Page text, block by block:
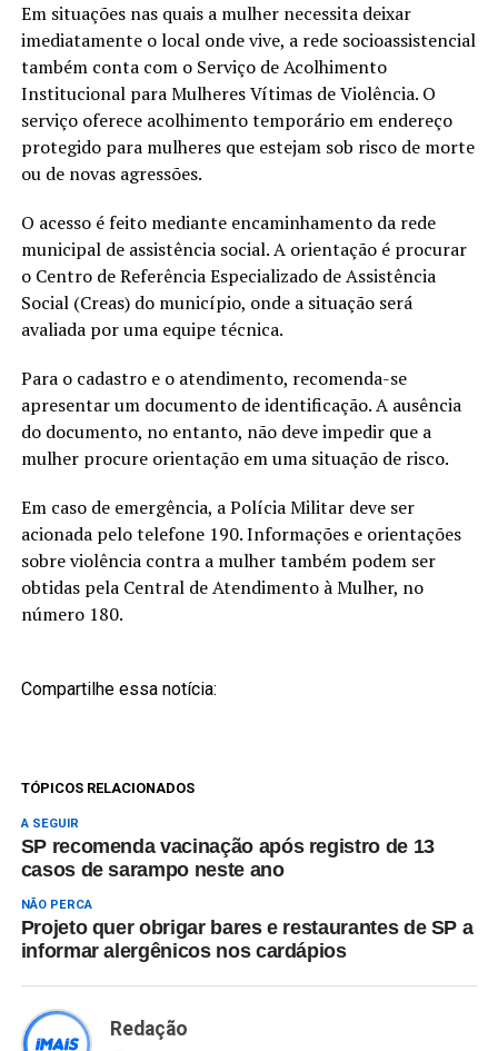
Em situações nas quais a mulher necessita deixar
imediatamente o local onde vive, a rede socioassistencial
também conta com o Serviço de Acolhimento
Institucional para Mulheres Vítimas de Violência. O
serviço oferece acolhimento temporário em endereço
protegido para mulheres que estejam sob risco de morte
ou de novas agressões.
O acesso é feito mediante encaminhamento da rede
municipal de assistência social. A orientação é procurar
o Centro de Referência Especializado de Assistência
Social (Creas) do município, onde a situação será
avaliada por uma equipe técnica.
Para o cadastro e o atendimento, recomenda-se
apresentar um documento de identificação. A ausência
do documento, no entanto, não deve impedir que a
mulher procure orientação em uma situação de risco.
Em caso de emergência, a Polícia Militar deve ser
acionada pelo telefone 190. Informações e orientações
sobre violência contra a mulher também podem ser
obtidas pela Central de Atendimento à Mulher, no
número 180.
Compartilhe essa notícia:
TÓPICOS RELACIONADOS
A SEGUIR
SP recomenda vacinação após registro de 13
casos de sarampo neste ano
NÃO PERCA
Projeto quer obrigar bares e restaurantes de SP a
informar alergênicos nos cardápios
Redação